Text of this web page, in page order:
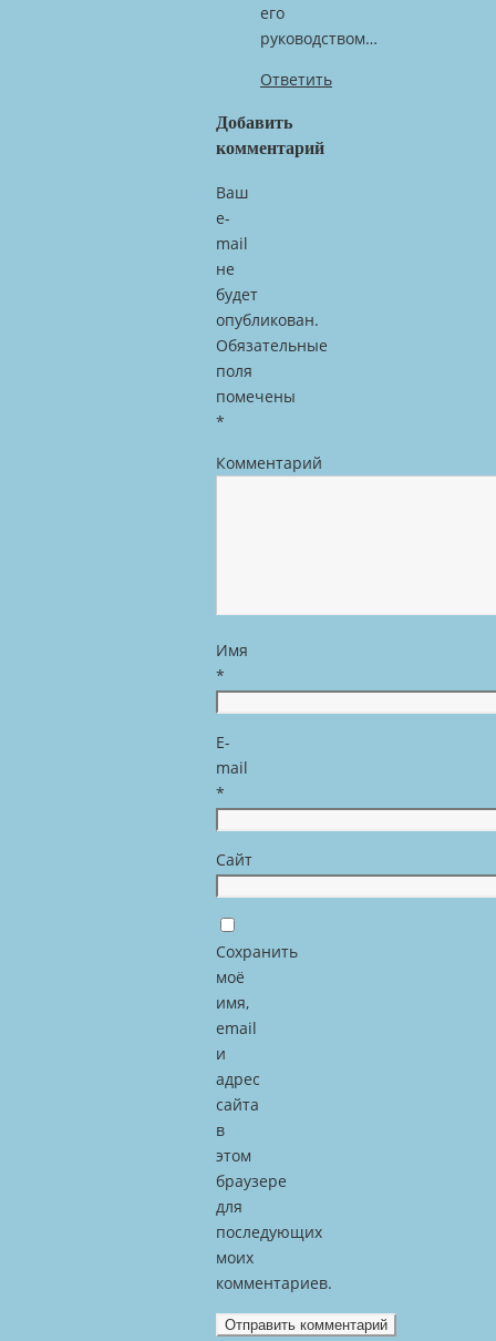
его
руководством…
Ответить
Добавить
комментарий
Ваш
e-
mail
не
будет
опубликован.
Обязательные
поля
помечены
*
Комментарий
Имя
*
E-
mail
*
Сайт
Сохранить
моё
имя,
email
и
адрес
сайта
в
этом
браузере
для
последующих
моих
комментариев.